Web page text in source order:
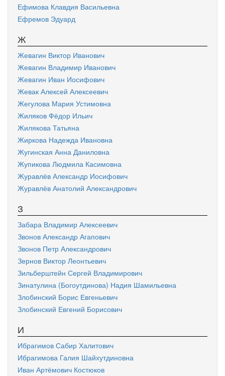
Ефимова Клавдия Васильевна
Ефремов Эдуард
Ж
Жевагин Виктор Иванович
Жевагин Владимир Иванович
Жевагин Иван Иосифович
Жевак Алексей Алексеевич
Жегулова Мария Устимовна
Жиляков Фёдор Ильич
Жилякова Татьяна
Жиркова Надежда Ивановна
Жугинская Анна Даниловна
Жупикова Людмила Касимовна
Журавлёв Александр Иосифович
Журавлёв Анатолий Александрович
З
Забара Владимир Алексеевич
Звонов Александр Агапович
Звонов Петр Александрович
Зернов Виктор Леонтьевич
Зильберштейн Сергей Владимирович
Зинатулина (Богоутдинова) Надия Шамильевна
Злобинский Борис Евгеньевич
Злобинский Евгений Борисович
И
Ибрагимов Сабир Халитович
Ибрагимова Галия Шайхутдиновна
Иван Артёмович Костюков